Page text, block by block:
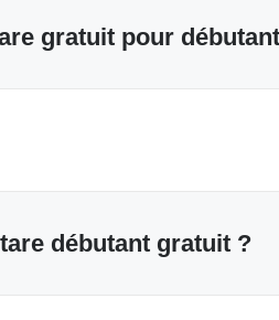
gratuit pour
débutant gratuit ?